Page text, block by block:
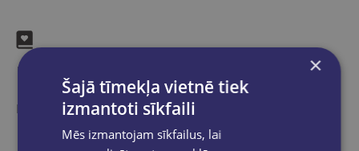
Līdzīgas preces
Ieskaties, varbūt noder
×
Šajā tīmekļa vietnē tiek
izmantoti sīkfaili
Mēs izmantojam sīkfailus, lai